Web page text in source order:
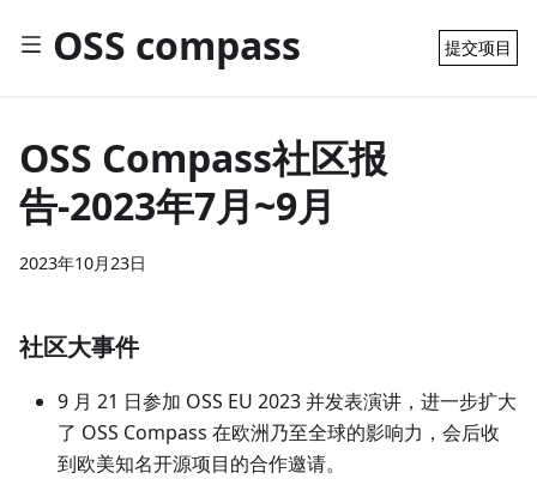
OSS compass 提交项目
OSS Compass社区报
告-2023年7月~9月
2023年10月23日
社区大事件
9 月 21 日参加 OSS EU 2023 并发表演讲，进一步扩大
了 OSS Compass 在欧洲乃至全球的影响力，会后收
到欧美知名开源项目的合作邀请。